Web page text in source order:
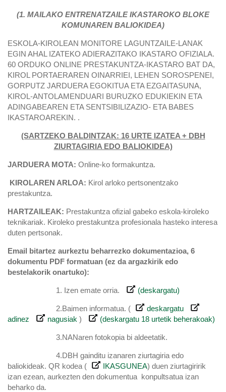
(1. MAILAKO ENTRENATZAILE IKASTAROKO BLOKE
KOMUNAREN BALIOKIDEA)
ESKOLA-KIROLEAN MONITORE LAGUNTZAILE-LANAK
EGIN AHAL IZATEKO ADIERAZITAKO IKASTARO OFIZIALA.
60 ORDUKO ONLINE PRESTAKUNTZA-IKASTARO BAT DA,
KIROL PORTAERAREN OINARRIEI, LEHEN SOROSPENEI,
GORPUTZ JARDUERA EGOKITUA ETA EZGAITASUNA,
KIROL-ANTOLAMENDUARI BURUZKO EDUKIEKIN ETA
ADINGABEAREN ETA SENTSIBILIZAZIO- ETA BABES
IKASTAROAREKIN. .
(SARTZEKO BALDINTZAK: 16 URTE IZATEA + DBH
ZIURTAGIRIA EDO BALIOKIDEA)
JARDUERA MOTA: Online-ko formakuntza.
KIROLAREN ARLOA: Kirol arloko pertsonentzako
prestakuntza.
HARTZAILEAK: Prestakuntza ofizial gabeko eskola-kiroleko
teknikariak. Kiroleko prestakuntza profesionala hasteko interesa
duten pertsonak.
Email bitartez aurkeztu beharrezko dokumentazioa, 6
dokumentu PDF formatuan (ez da argazkirik edo
bestelakorik onartuko):
1. Izen emate orria. (deskargatu)
2.Baimen informatua. (
deskargatu
adinez
nagusiak ) (deskargatu 18 urtetik beherakoak)
3.NANaren fotokopia bi aldeetatik.
4.DBH gainditu izanaren ziurtagiria edo
baliokideak. QR kodea (
IKASGUNEA) duen ziurtagiririk
izan ezean, aurkezten den dokumentua konpultsatua izan
beharko da.